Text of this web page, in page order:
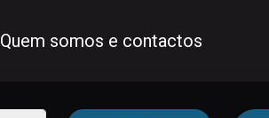
Quem somos e contactos